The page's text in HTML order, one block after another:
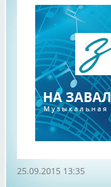
25.09.2015 13:35